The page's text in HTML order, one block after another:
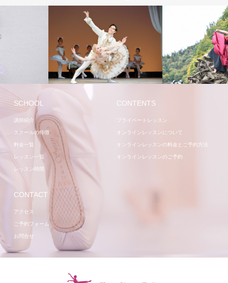
講師
SCHOOL
講師紹介
スクールの特徴
料金一覧
レッスン一覧
レッスン時間
CONTENTS
プライベートレッスン
オンラインレッスンについて
オンラインレッスンの料金とご予約方法
オンラインレッスンのご予約
CONTACT
アクセス
ご予約フォーム
お問合せ